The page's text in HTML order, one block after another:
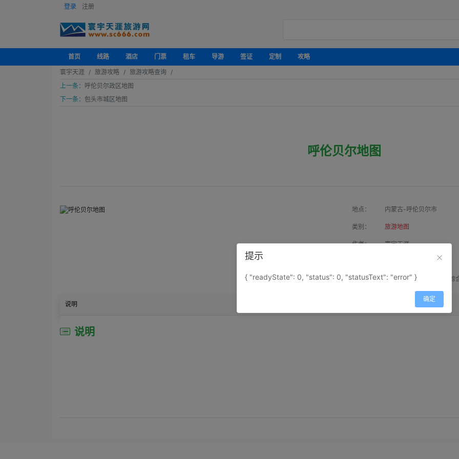
登录 注册
首页 线路 酒店 门票 租车 导游 签证 定制
攻略
寰宇天涯
旅游攻略
旅游攻略查询
上一条： 呼伦贝尔政区地图
下一条： 包头市城区地图
呼伦贝尔地图
地点： 内蒙古-呼伦贝尔市
类别： 旅游地图
作者： 寰宇天涯
属性： 地图属性： 地图类型-综
说明
说明
提示
{ "readyState": 0, "status": 0, "statusText": "error" }
确定